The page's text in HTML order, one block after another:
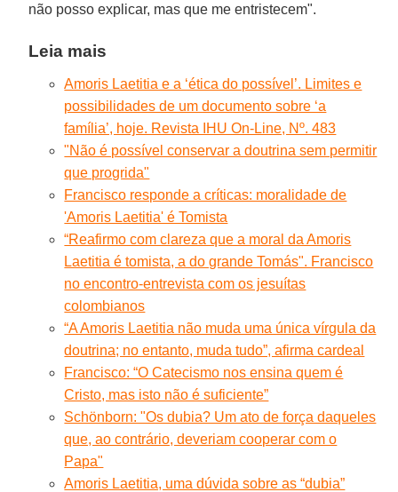
não posso explicar, mas que me entristecem".
Leia mais
Amoris Laetitia e a ‘ética do possível’. Limites e
possibilidades de um documento sobre ‘a
família’, hoje. Revista IHU On-Line, Nº. 483
"Não é possível conservar a doutrina sem permitir
que progrida"
Francisco responde a críticas: moralidade de
'Amoris Laetitia' é Tomista
“Reafirmo com clareza que a moral da Amoris
Laetitia é tomista, a do grande Tomás". Francisco
no encontro-entrevista com os jesuítas
colombianos
“A Amoris Laetitia não muda uma única vírgula da
doutrina; no entanto, muda tudo”, afirma cardeal
Francisco: “O Catecismo nos ensina quem é
Cristo, mas isto não é suficiente”
Schönborn: "Os dubia? Um ato de força daqueles
que, ao contrário, deveriam cooperar com o
Papa"
Amoris Laetitia, uma dúvida sobre as “dubia”